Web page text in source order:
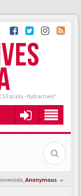
España - Hydractives"
Anonymous